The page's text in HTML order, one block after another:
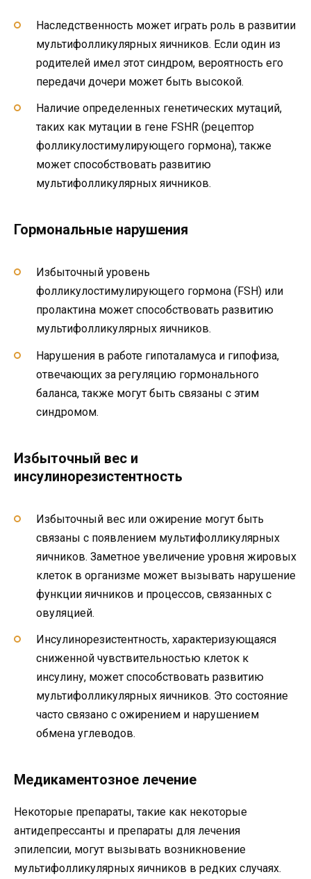
Наследственность может играть роль в развитии
мультифолликулярных яичников. Если один из
родителей имел этот синдром, вероятность его
передачи дочери может быть высокой.
Наличие определенных генетических мутаций,
таких как мутации в гене FSHR (рецептор
фолликулостимулирующего гормона), также
может способствовать развитию
мультифолликулярных яичников.
Гормональные нарушения
Избыточный уровень
фолликулостимулирующего гормона (FSH) или
пролактина может способствовать развитию
мультифолликулярных яичников.
Нарушения в работе гипоталамуса и гипофиза,
отвечающих за регуляцию гормонального
баланса, также могут быть связаны с этим
синдромом.
Избыточный вес и
инсулинорезистентность
Избыточный вес или ожирение могут быть
связаны с появлением мультифолликулярных
яичников. Заметное увеличение уровня жировых
клеток в организме может вызывать нарушение
функции яичников и процессов, связанных с
овуляцией.
Инсулинорезистентность, характеризующаяся
сниженной чувствительностью клеток к
инсулину, может способствовать развитию
мультифолликулярных яичников. Это состояние
часто связано с ожирением и нарушением
обмена углеводов.
Медикаментозное лечение
Некоторые препараты, такие как некоторые
антидепрессанты и препараты для лечения
эпилепсии, могут вызывать возникновение
мультифолликулярных яичников в редких случаях.